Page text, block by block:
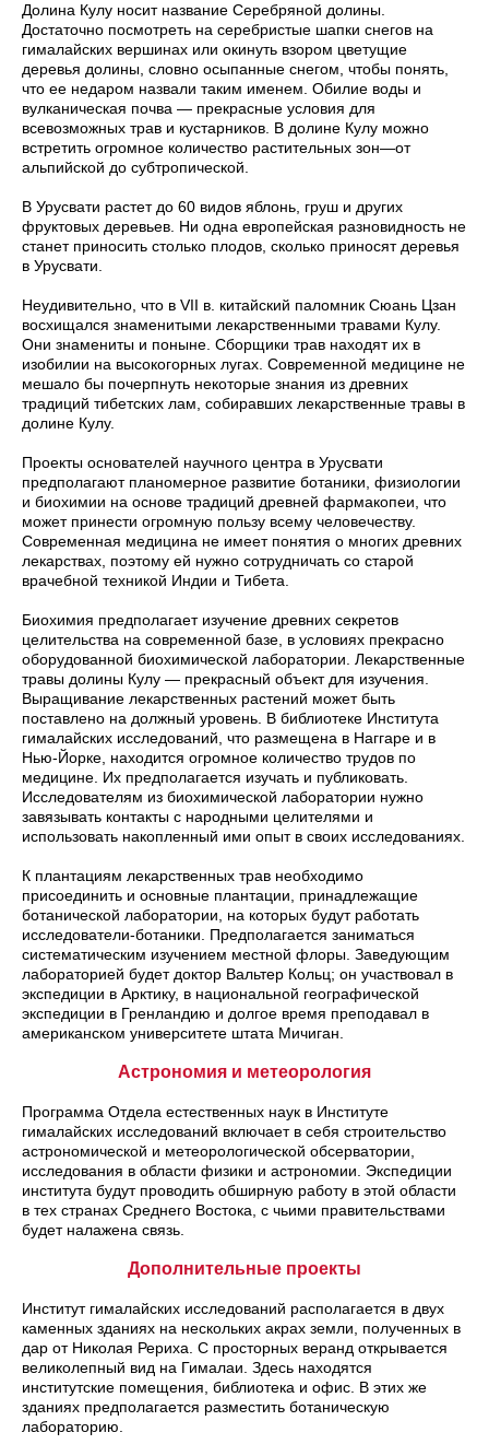
Долина Кулу носит название Серебряной долины.
Достаточно посмотреть на серебристые шапки снегов на
гималайских вершинах или окинуть взором цветущие
деревья долины, словно осыпанные снегом, чтобы понять,
что ее недаром назвали таким именем. Обилие воды и
вулканическая почва — прекрасные условия для
всевозможных трав и кустарников. В долине Кулу можно
встретить огромное количество растительных зон—от
альпийской до субтропической.
В Урусвати растет до 60 видов яблонь, груш и других
фруктовых деревьев. Ни одна европейская разновидность не
станет приносить столько плодов, сколько приносят деревья
в Урусвати.
Неудивительно, что в VII в. китайский паломник Сюань Цзан
восхищался знаменитыми лекарственными травами Кулу.
Они знамениты и поныне. Сборщики трав находят их в
изобилии на высокогорных лугах. Современной медицине не
мешало бы почерпнуть некоторые знания из древних
традиций тибетских лам, собиравших лекарственные травы в
долине Кулу.
Проекты основателей научного центра в Урусвати
предполагают планомерное развитие ботаники, физиологии
и биохимии на основе традиций древней фармакопеи, что
может принести огромную пользу всему человечеству.
Современная медицина не имеет понятия о многих древних
лекарствах, поэтому ей нужно сотрудничать со старой
врачебной техникой Индии и Тибета.
Биохимия предполагает изучение древних секретов
целительства на современной базе, в условиях прекрасно
оборудованной биохимической лаборатории. Лекарственные
травы долины Кулу — прекрасный объект для изучения.
Выращивание лекарственных растений может быть
поставлено на должный уровень. В библиотеке Института
гималайских исследований, что размещена в Наггаре и в
Нью-Йорке, находится огромное количество трудов по
медицине. Их предполагается изучать и публиковать.
Исследователям из биохимической лаборатории нужно
завязывать контакты с народными целителями и
использовать накопленный ими опыт в своих исследованиях.
К плантациям лекарственных трав необходимо
присоединить и основные плантации, принадлежащие
ботанической лаборатории, на которых будут работать
исследователи-ботаники. Предполагается заниматься
систематическим изучением местной флоры. Заведующим
лабораторией будет доктор Вальтер Кольц; он участвовал в
экспедиции в Арктику, в национальной географической
экспедиции в Гренландию и долгое время преподавал в
американском университете штата Мичиган.
Астрономия и метеорология
Программа Отдела естественных наук в Институте
гималайских исследований включает в себя строительство
астрономической и метеорологической обсерватории,
исследования в области физики и астрономии. Экспедиции
института будут проводить обширную работу в этой области
в тех странах Среднего Востока, с чьими правительствами
будет налажена связь.
Дополнительные проекты
Институт гималайских исследований располагается в двух
каменных зданиях на нескольких акрах земли, полученных в
дар от Николая Рериха. С просторных веранд открывается
великолепный вид на Гималаи. Здесь находятся
институтские помещения, библиотека и офис. В этих же
зданиях предполагается разместить ботаническую
лабораторию.